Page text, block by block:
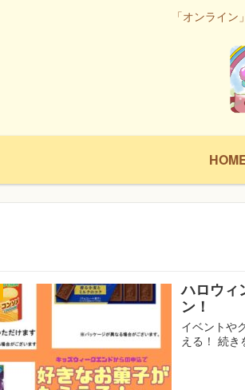
「オンライ
ハロウィ
ン！
イベントや
える！ 続き